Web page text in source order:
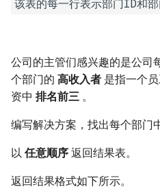
19. 正则表达式匹配
20. 表示数值的字符串
21. 调整数组顺序使奇数位于
22. 链表中倒数第 k 个节点
17. 含有所有字符的最短字符
串
18. 有效的回文
19. 最多删除一个字符得到回
文
3.1. 三合一
3.2. 栈的最小值
3.3. 堆盘子
3.4. 化栈为队
公司的主管们感兴趣的是公司
个部门的 高收入者 是指一个
资中 排名前三 。
编写解决方案，找出每个部门
以 任意顺序 返回结果表。
返回结果格式如下所示。